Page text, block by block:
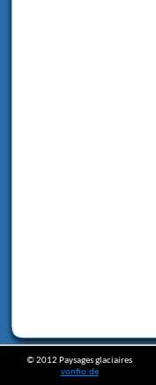
© 2012 Paysages glaciaires
vonfio.de